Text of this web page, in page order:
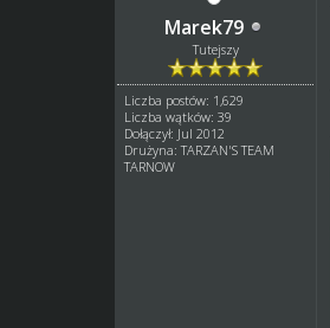
Marek79
Tutejszy
Liczba postów: 1,629
Liczba wątków: 39
Dołączył: Jul 2012
Drużyna: TARZAN'S TEAM
TARNOW